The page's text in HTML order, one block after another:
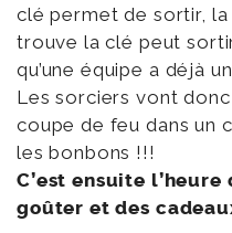
clé permet de sortir,
trouve la clé peut
qu’une équipe a déjà
Les sorciers vont
coupe de feu dans un
les bonbons !!!
C’est ensuite
goûter et des